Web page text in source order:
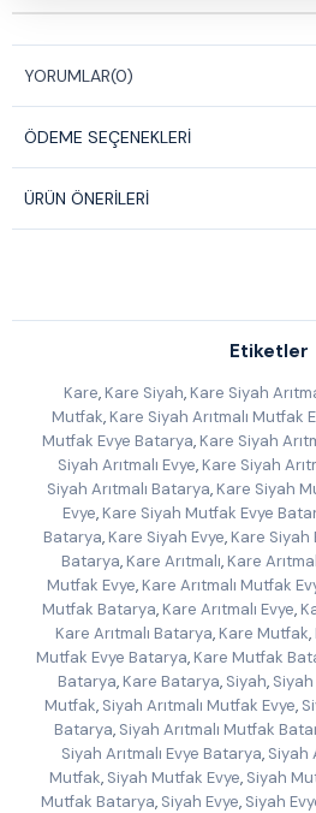
YORUMLAR(0)
ÖDEME SEÇENEKLERI
ÜRÜN ÖNERILERI
Etiketler
Kare, Kare Siyah, Kare Siyah
Mutfak, Kare Siyah Arıtmalı Mutfak
Mutfak Evye Batarya, Kare Siyah
Siyah Arıtmalı Evye, Kare Siyah
Siyah Arıtmalı Batarya, Kare Siyah
Evye, Kare Siyah Mutfak Evye
Batarya, Kare Siyah Evye, Kare Siyah
Batarya, Kare Arıtmalı, Kare
Mutfak Evye, Kare Arıtmalı Mutfak
Mutfak Batarya, Kare Arıtmalı Evye,
Kare Arıtmalı Batarya, Kare Mutfak,
Mutfak Evye Batarya, Kare Mutfak
Batarya, Kare Batarya, Siyah, Siyah
Mutfak, Siyah Arıtmalı Mutfak Evye,
Batarya, Siyah Arıtmalı Mutfak
Siyah Arıtmalı Evye Batarya, Siyah
Mutfak, Siyah Mutfak Evye, Siyah
Mutfak Batarya, Siyah Evye, Siyah